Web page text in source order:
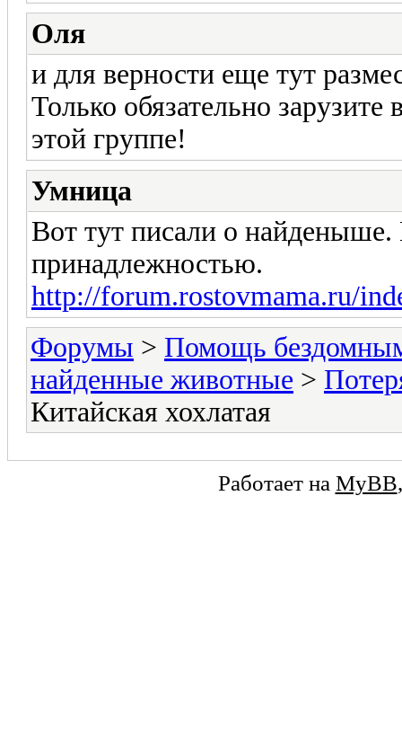
Оля
и для верности еще тут
Только обязательно
этой группе!
Умница
Вот тут писали о найденыше.
принадлежностью.
http://forum.rostovmama.ru/
Форумы > Помощь
найденные животные >
Китайская хохлатая
Работает на MyBB